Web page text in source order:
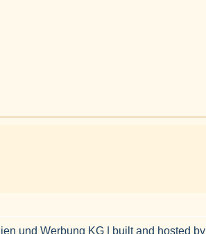
und Werbung KG | built and hosted by